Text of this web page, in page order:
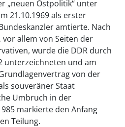
„neuen Ostpolitik“ unter
21.10.1969 als erster
amtierte. Nach
allem von Seiten der
wurde die DDR durch
unterzeichneten und am
von der
souveräner Staat
Umbruch in der
markierte den Anfang
Teilung.